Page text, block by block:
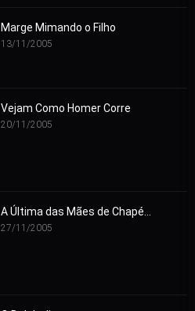
Marge Mimando o Filho
13/11/2005
Vejam Como Homer Corre
20/11/2005
27/11/2005